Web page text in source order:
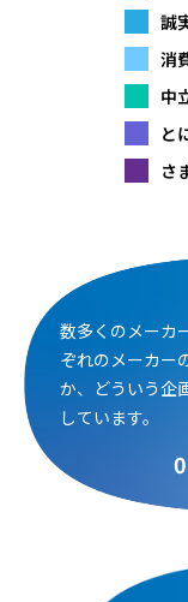
誠
消
中
と
さ
数多くのメーカ
ぞれのメーカー
か、どういう企
しています。